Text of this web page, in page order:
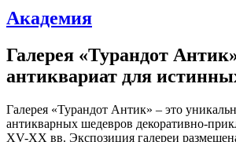
Академия
Галерея «Турандот
антиквариат для
Галерея «Турандот Антик» – это
антикварных шедевров декоративно-
XV-XX вв. Экспозиция галереи